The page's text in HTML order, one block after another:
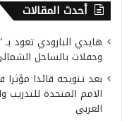
أحدث المقالات
هايدي البارودي تعود
وحفلات بالساحل
بعد تتويجه قائدا
العربي